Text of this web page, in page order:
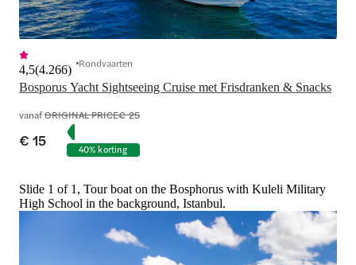
Bosporus Yacht Sightseeing Cruise met Frisdranken & Snacks
4,5(4.266) Rondvaarten
vanafORIGINAL PRICE€ 25
€ 15 40% korting
Slide 1 of 1, Tour boat on the Bosphorus with Kuleli Military
High School in the background, Istanbul.